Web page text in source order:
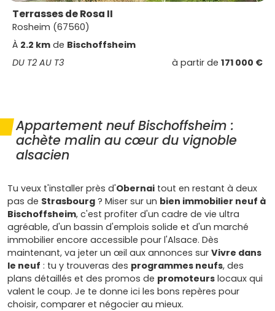
Terrasses de Rosa II
Rosheim (67560)
À 2.2 km de Bischoffsheim
DU T2 AU T3
à partir de 171 000 €
Appartement neuf Bischoffsheim :
achète malin au cœur du vignoble
alsacien
Tu veux t'installer près d'Obernai tout en restant à deux
pas de Strasbourg ? Miser sur un bien immobilier neuf à
Bischoffsheim, c'est profiter d'un cadre de vie ultra
agréable, d'un bassin d'emplois solide et d'un marché
immobilier encore accessible pour l'Alsace. Dès
maintenant, va jeter un œil aux annonces sur Vivre dans
le neuf : tu y trouveras des programmes neufs, des
plans détaillés et des promos de promoteurs locaux qui
valent le coup. Je te donne ici les bons repères pour
choisir, comparer et négocier au mieux.